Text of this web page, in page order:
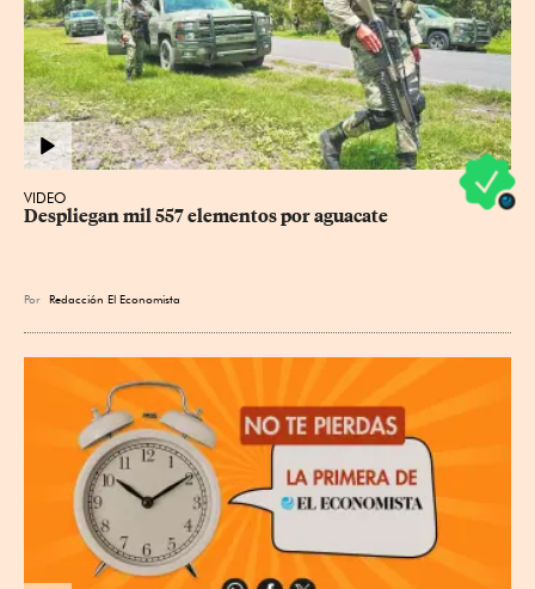
VIDEO
Despliegan mil 557 elementos por aguacate
Por Redacción El Economista